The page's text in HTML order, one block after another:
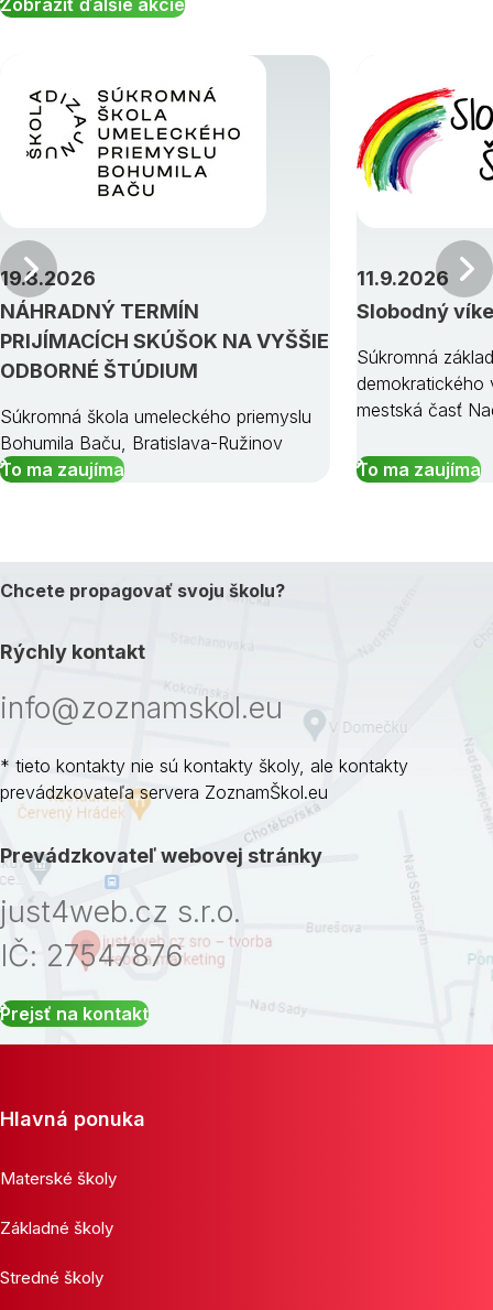
Zobraziť ďalšie akcie
NÁHRADNÝ TERMÍN
PRIJÍMACÍCH SKÚŠOK NA VYŠŠIE
ODBORNÉ ŠTÚDIUM
19.8.2026
Súkromná škola umeleckého priemyslu
Bohumila Baču, Bratislava-Ružinov
To ma zaujíma
Slobodný
11.9.2026
Súkromná
demokratického
mestská časť
To ma zaujíma
Predchádzajúci
Chcete propagovať svoju školu?
Rýchly kontakt
info@zoznamskol.eu
* tieto kontakty nie sú kontakty školy, ale kontakty
prevádzkovateľa servera ZoznamŠkol.eu
Prevádzkovateľ webovej stránky
just4web.cz s.r.o.
IČ: 27547876
Prejsť na kontakt
Hlavná ponuka
Materské školy
Základné školy
Stredné školy